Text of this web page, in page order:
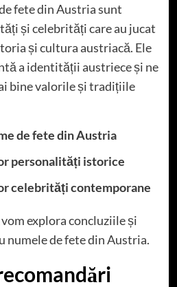
fete din Austria sunt
și celebrități care au jucat
și cultura austriacă. Ele
a identității austriece și ne
bine valorile și tradițiile
de fete din Austria
personalități istorice
celebrități contemporane
explora concluziile și
numele de fete din Austria.